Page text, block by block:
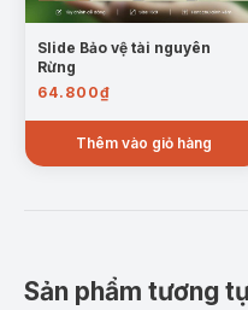
tối ưu để người dùng dễ
sắc,…) phù hợp với nhu
Slide Bảo vệ tài nguyên
Rừng
64.800₫
Thêm vào giỏ hàng
Sản phẩm tương